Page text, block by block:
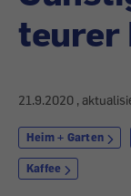
teurer
21.9.2020 ,
Heim + Garten
Kaffee